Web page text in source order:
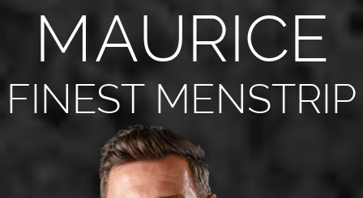
MAURICE
FINEST MENSTRIP